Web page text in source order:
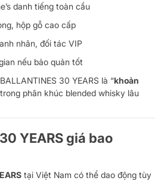
danh tiếng toàn cầu
hộp gỗ cao cấp
nhân, đối tác VIP
nếu bảo quản tốt
30 YEARS là “khoản
trong phân khúc blended whisky lâu
YEARS giá bao
tại Việt Nam có thể dao động tùy